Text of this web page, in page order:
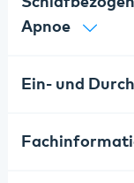
Apnoe
Ein- und